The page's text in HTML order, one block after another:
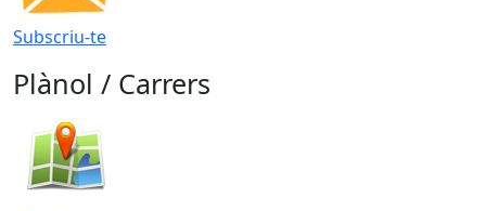
Subscriu-te
Plànol / Carrers